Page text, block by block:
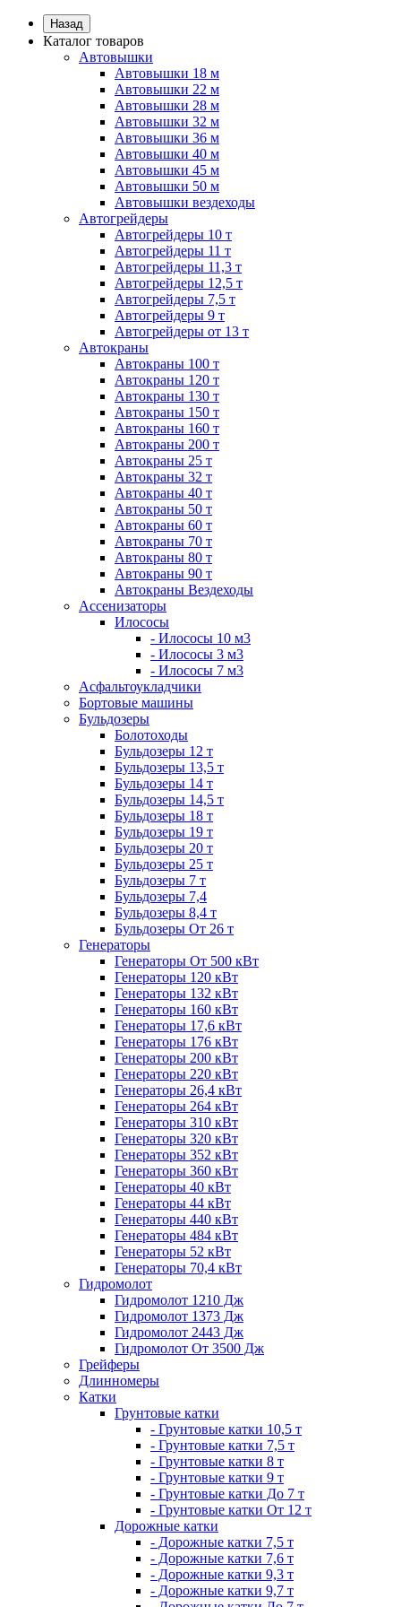
Назад
Каталог товаров
Автовышки
Автовышки 18 м
Автовышки 22 м
Автовышки 28 м
Автовышки 32 м
Автовышки 36 м
Автовышки 40 м
Автовышки 45 м
Автовышки 50 м
Автовышки вездеходы
Автогрейдеры
Автогрейдеры 10 т
Автогрейдеры 11 т
Автогрейдеры 11,3 т
Автогрейдеры 12,5 т
Автогрейдеры 7,5 т
Автогрейдеры 9 т
Автогрейдеры от 13 т
Автокраны
Автокраны 100 т
Автокраны 120 т
Автокраны 130 т
Автокраны 150 т
Автокраны 160 т
Автокраны 200 т
Автокраны 25 т
Автокраны 32 т
Автокраны 40 т
Автокраны 50 т
Автокраны 60 т
Автокраны 70 т
Автокраны 80 т
Автокраны 90 т
Автокраны Вездеходы
Ассенизаторы
Илососы
- Илососы 10 м3
- Илососы 3 м3
- Илососы 7 м3
Асфальтоукладчики
Бортовые машины
Бульдозеры
Болотоходы
Бульдозеры 12 т
Бульдозеры 13,5 т
Бульдозеры 14 т
Бульдозеры 14,5 т
Бульдозеры 18 т
Бульдозеры 19 т
Бульдозеры 20 т
Бульдозеры 25 т
Бульдозеры 7 т
Бульдозеры 7,4
Бульдозеры 8,4 т
Бульдозеры От 26 т
Генераторы
Генераторы От 500 кВт
Генераторы 120 кВт
Генераторы 132 кВт
Генераторы 160 кВт
Генераторы 17,6 кВт
Генераторы 176 кВт
Генераторы 200 кВт
Генераторы 220 кВт
Генераторы 26,4 кВт
Генераторы 264 кВт
Генераторы 310 кВт
Генераторы 320 кВт
Генераторы 352 кВт
Генераторы 360 кВт
Генераторы 40 кВт
Генераторы 44 кВт
Генераторы 440 кВт
Генераторы 484 кВт
Генераторы 52 кВт
Генераторы 70,4 кВт
Гидромолот
Гидромолот 1210 Дж
Гидромолот 1373 Дж
Гидромолот 2443 Дж
Гидромолот От 3500 Дж
Грейферы
Длинномеры
Катки
Грунтовые катки
- Грунтовые катки 10,5 т
- Грунтовые катки 7,5 т
- Грунтовые катки 8 т
- Грунтовые катки 9 т
- Грунтовые катки До 7 т
- Грунтовые катки От 12 т
Дорожные катки
- Дорожные катки 7,5 т
- Дорожные катки 7,6 т
- Дорожные катки 9,3 т
- Дорожные катки 9,7 т